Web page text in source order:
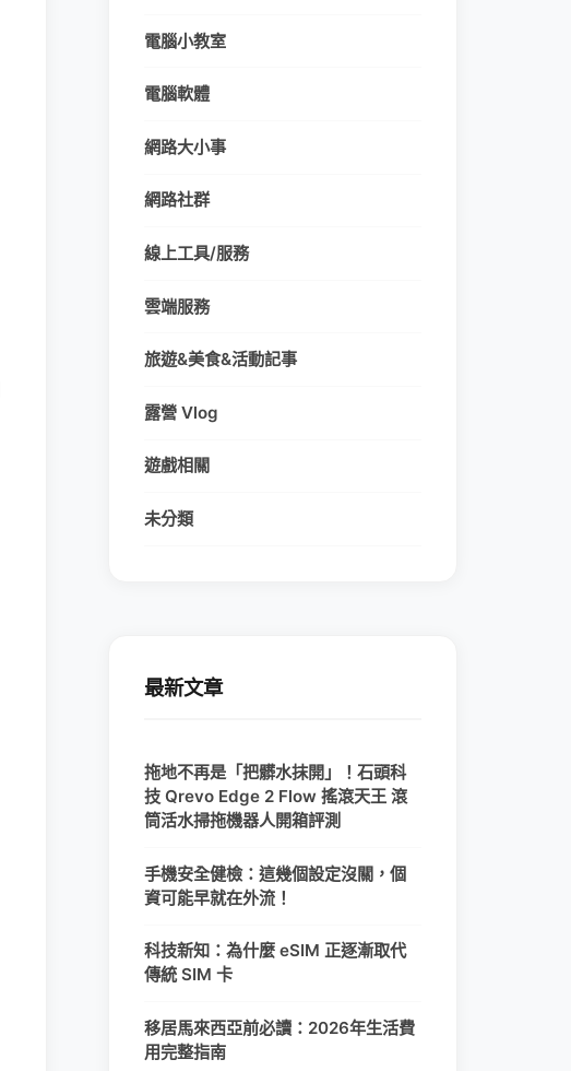
電腦小教室
電腦軟體
網路大小事
網路社群
線上工具/服務
雲端服務
旅遊&美食&活動記事
露營 Vlog
遊戲相關
未分類
最新文章
拖地不再是「把髒水抹開」！石頭科
技 Qrevo Edge 2 Flow 搖滾天王 滾
筒活水掃拖機器人開箱評測
手機安全健檢：這幾個設定沒關，個
資可能早就在外流！
科技新知：為什麼 eSIM 正逐漸取代
傳統 SIM 卡
移居馬來西亞前必讀：2026年生活費
用完整指南